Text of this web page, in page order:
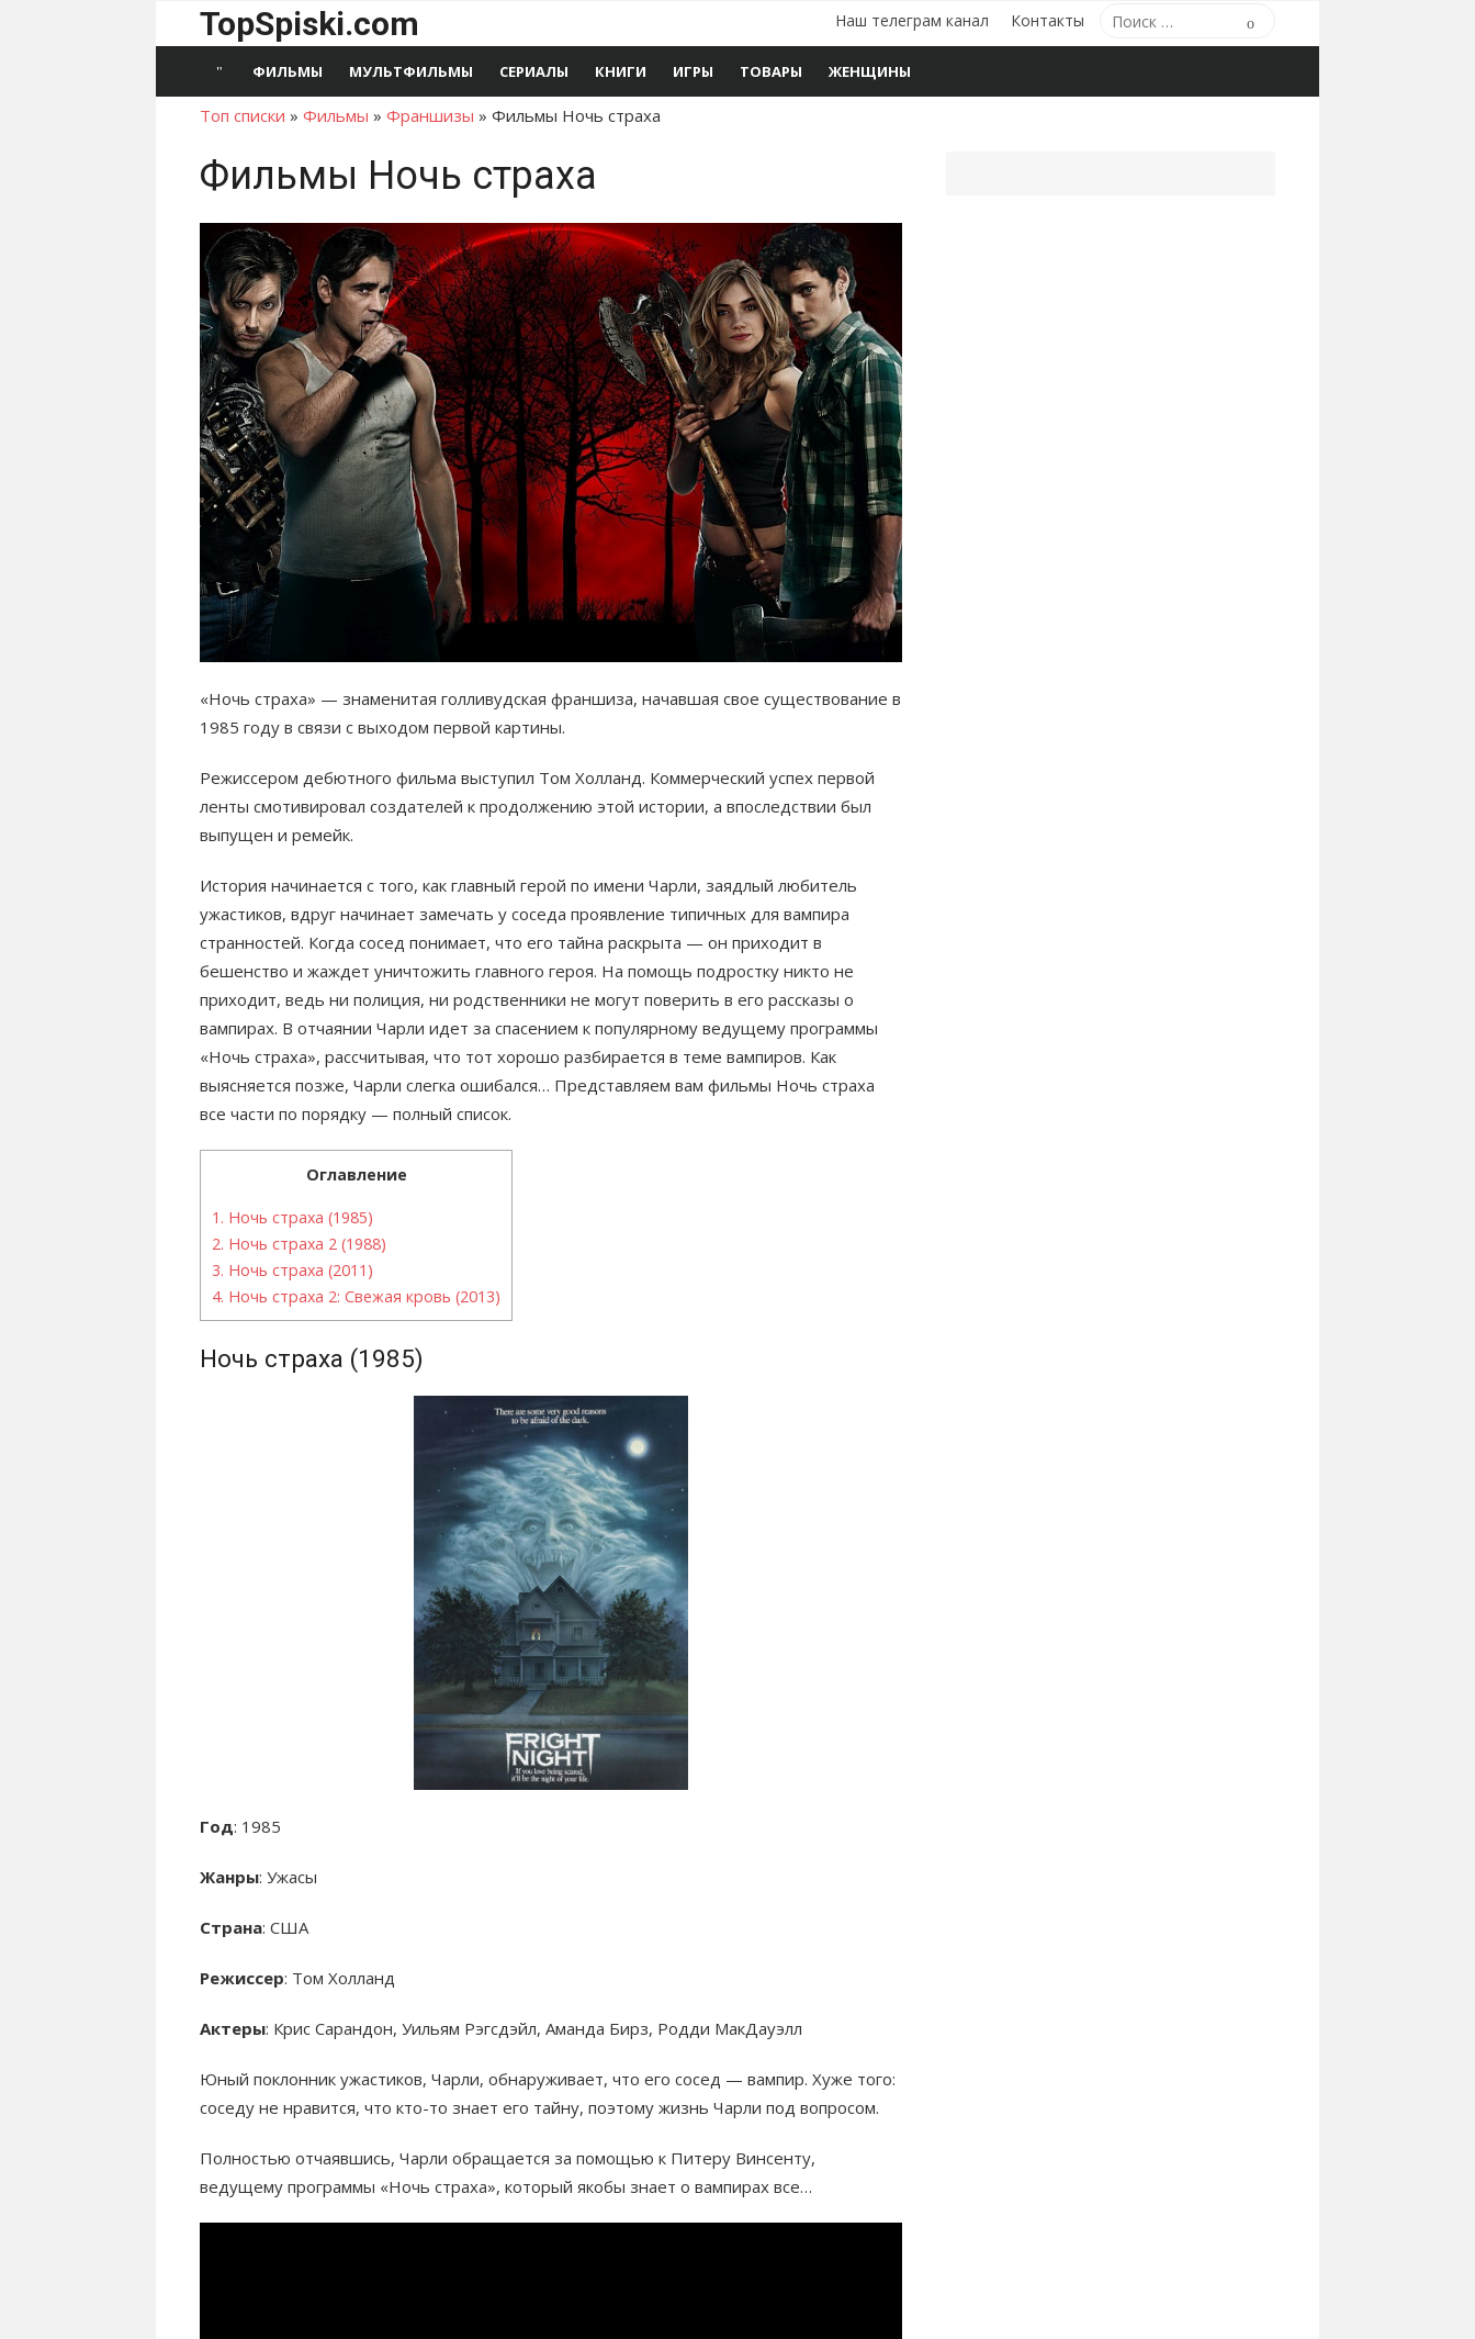
TopSpiski.com
Поиск
по:
Наш телеграм канал Контакты
ФИЛЬМЫ МУЛЬТФИЛЬМЫ СЕРИАЛЫ КНИГИ ИГРЫ ТОВАРЫ ЖЕНЩИНЫ
Топ списки » Фильмы » Франшизы » Фильмы Ночь страха
Фильмы Ночь страха
«Ночь страха» — знаменитая голливудская франшиза, начавшая свое существование в
1985 году в связи с выходом первой картины.
Режиссером дебютного фильма выступил Том Холланд. Коммерческий успех первой
ленты смотивировал создателей к продолжению этой истории, а впоследствии был
выпущен и ремейк.
История начинается с того, как главный герой по имени Чарли, заядлый любитель
ужастиков, вдруг начинает замечать у соседа проявление типичных для вампира
странностей. Когда сосед понимает, что его тайна раскрыта — он приходит в
бешенство и жаждет уничтожить главного героя. На помощь подростку никто не
приходит, ведь ни полиция, ни родственники не могут поверить в его рассказы о
вампирах. В отчаянии Чарли идет за спасением к популярному ведущему программы
«Ночь страха», рассчитывая, что тот хорошо разбирается в теме вампиров. Как
выясняется позже, Чарли слегка ошибался… Представляем вам фильмы Ночь страха
все части по порядку — полный список.
Оглавление
1. Ночь страха (1985)
2. Ночь страха 2 (1988)
3. Ночь страха (2011)
4. Ночь страха 2: Свежая кровь (2013)
Ночь страха (1985)
Год: 1985
Жанры: Ужасы
Страна: США
Режиссер: Том Холланд
Актеры: Крис Сарандон, Уильям Рэгсдэйл, Аманда Бирз, Родди МакДауэлл
Юный поклонник ужастиков, Чарли, обнаруживает, что его сосед — вампир. Хуже того:
соседу не нравится, что кто-то знает его тайну, поэтому жизнь Чарли под вопросом.
Полностью отчаявшись, Чарли обращается за помощью к Питеру Винсенту,
ведущему программы «Ночь страха», который якобы знает о вампирах все…